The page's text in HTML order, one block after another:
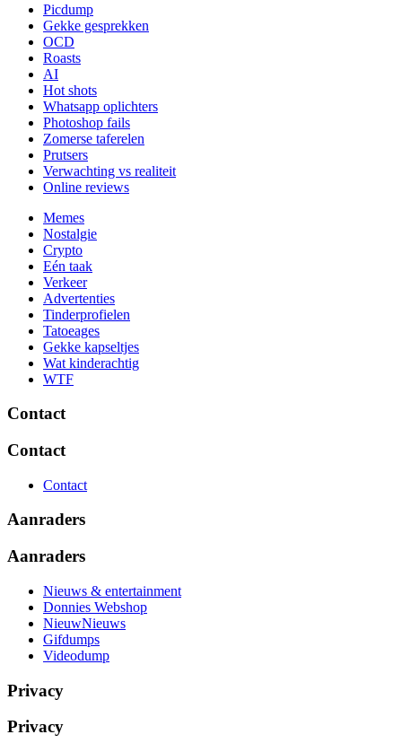
Picdump
Gekke gesprekken
OCD
Roasts
AI
Hot shots
Whatsapp oplichters
Photoshop fails
Zomerse taferelen
Prutsers
Verwachting vs realiteit
Online reviews
Memes
Nostalgie
Crypto
Eén taak
Verkeer
Advertenties
Tinderprofielen
Tatoeages
Gekke kapseltjes
Wat kinderachtig
WTF
Contact
Contact
Contact
Aanraders
Aanraders
Nieuws & entertainment
Donnies Webshop
NieuwNieuws
Gifdumps
Videodump
Privacy
Privacy